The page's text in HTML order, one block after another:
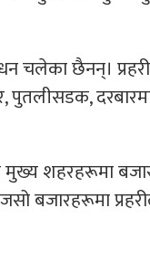
चलेका छैनन्।
पुतलीसडक,
शहरहरूमा
बजारहरूमा